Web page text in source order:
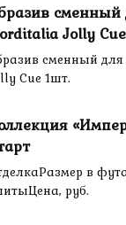
сменный
Jolly
сменный
Cue 1шт.
в
руб.